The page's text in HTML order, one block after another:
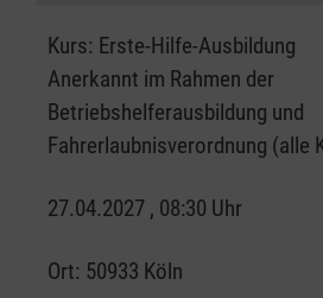
Kurs: Erste-Hilfe-Ausbildung
Anerkannt im Rahmen der
Betriebshelferausbildung und
Fahrerlaubnisverordnung (alle
27.04.2027 , 08:30 Uhr
Ort: 50933 Köln